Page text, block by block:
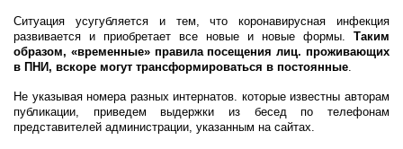
Ситуация усугубляется и тем, что коронавирусная инфекция
развивается и приобретает все новые и новые формы. Таким
образом, «временные» правила посещения лиц. проживающих
в ПНИ, вскоре могут трансформироваться в постоянные.
Не указывая номера разных интернатов. которые известны авторам
публикации, приведем выдержки из бесед по телефонам
представителей администрации, указанным на сайтах.